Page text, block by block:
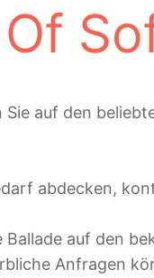
auf den
abdecken,
Ballade auf den
Anfragen